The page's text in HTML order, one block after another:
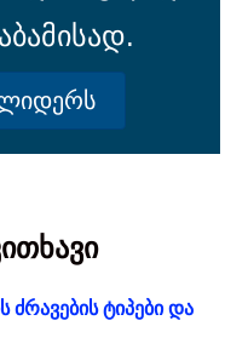
ტიპები და